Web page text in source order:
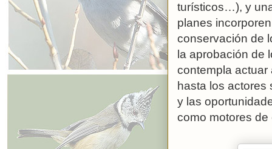
turísticos…), y
planes
conservación de
la aprobación de
contempla actuar
hasta los actores
y las
como motores